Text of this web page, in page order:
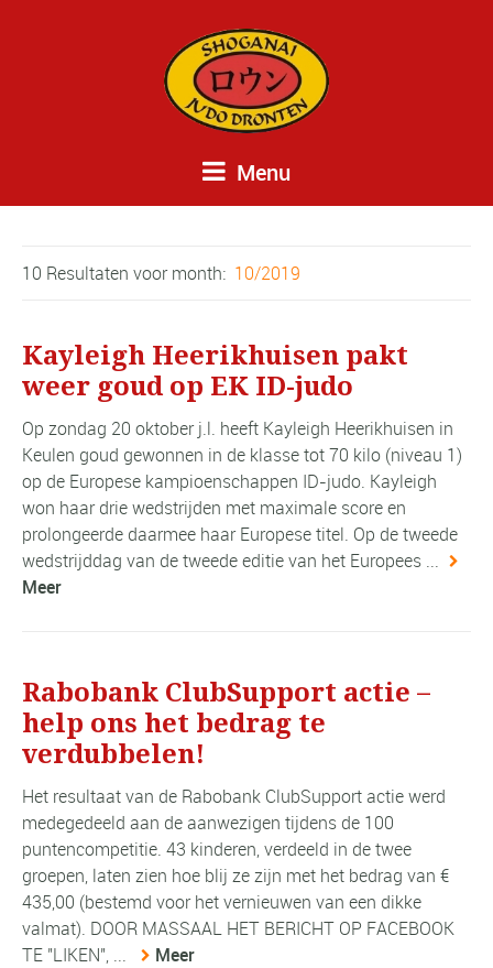
Menu
10 Resultaten voormonth: 10/2019
Kayleigh Heerikhuisen pakt
weer goud op EK ID-judo
Op zondag 20 oktober j.l. heeft Kayleigh Heerikhuisen in
Keulen goud gewonnen in de klasse tot 70 kilo (niveau 1)
op de Europese kampioenschappen ID-judo. Kayleigh
won haar drie wedstrijden met maximale score en
prolongeerde daarmee haar Europese titel. Op de tweede
wedstrijddag van de tweede editie van het Europees ...
Meer
Rabobank ClubSupport actie –
help ons het bedrag te
verdubbelen!
Het resultaat van de Rabobank ClubSupport actie werd
medegedeeld aan de aanwezigen tijdens de 100
puntencompetitie. 43 kinderen, verdeeld in de twee
groepen, laten zien hoe blij ze zijn met het bedrag van €
435,00 (bestemd voor het vernieuwen van een dikke
valmat). DOOR MASSAAL HET BERICHT OP FACEBOOK
TE "LIKEN", ...
Meer